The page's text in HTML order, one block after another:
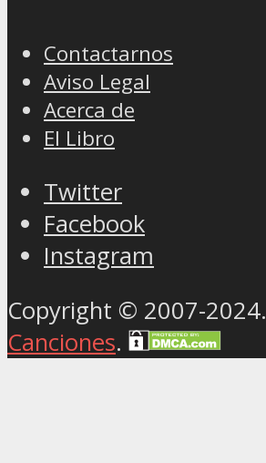
Contactarnos
Aviso Legal
Acerca de
El Libro
Twitter
Facebook
Instagram
Copyright © 2007-2024.
Canciones.